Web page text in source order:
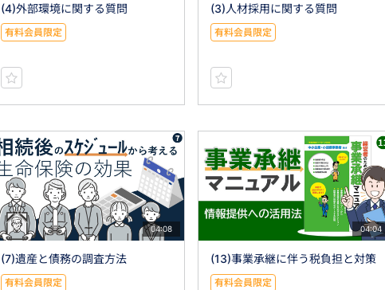
(4)外部環境に関する質問
有料会員限定
(3)人材採用に関する質問
有料会員限定
04:08
(7)遺産と債務の調査方法
有料会員限定
04:04
(13)事業承継に伴う税負担と対策
有料会員限定